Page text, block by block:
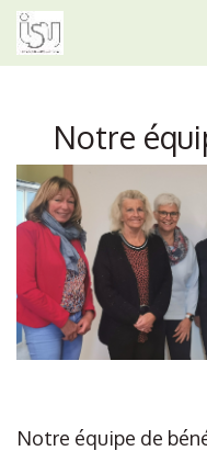
Notre
Notre équipe de